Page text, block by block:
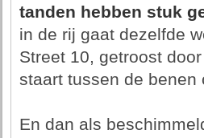
tanden hebben stuk
in de rij gaat dezelfde
Street 10, getroost
staart tussen de
En dan als